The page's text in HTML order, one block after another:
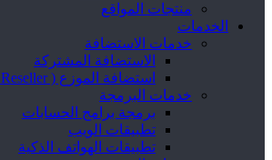
منتجات المواقع
الخدمات
خدمات الاستضافة
الاستضافة المشتركة
استضافة الموزع ( Reseller )
خدمات البرمجة
برمجة برامج الحسابات
تطبيقات الويب
تطبيقات الهواتف الذكية